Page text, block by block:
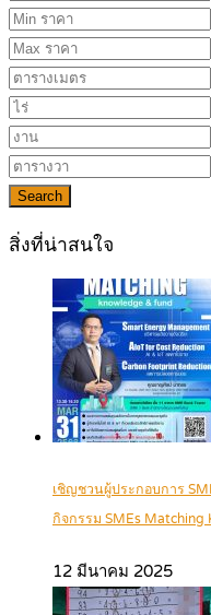
Search
สิ่งที่น่าสนใจ
เชิญชวนผู้ประกอบการ
กิจกรรม SMEs Matching
12 มีนาคม 2025